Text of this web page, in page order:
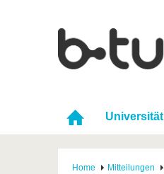
Universität
Home Mitteilungen